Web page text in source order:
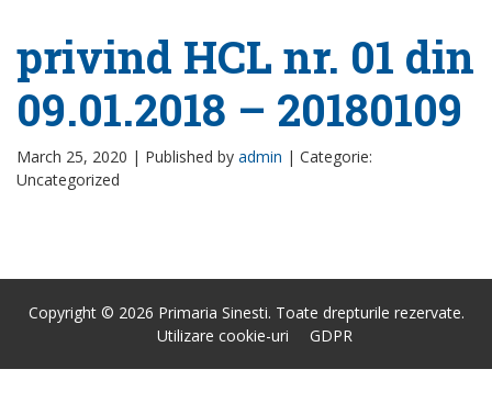
privind HCL nr. 01 din
09.01.2018 – 20180109
March 25, 2020 | Published by admin | Categorie:
Uncategorized
Copyright © 2026 Primaria Sinesti. Toate drepturile rezervate.
Utilizare cookie-uri
GDPR